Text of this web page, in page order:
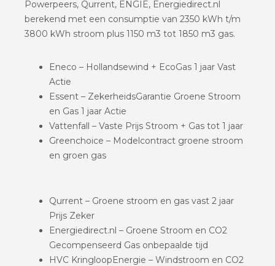
Powerpeers, Qurrent, ENGIE, Energiedirect.nl
berekend met een consumptie van 2350 kWh t/m
3800 kWh stroom plus 1150 m3 tot 1850 m3 gas.
Eneco – Hollandsewind + EcoGas 1 jaar Vast
Actie
Essent – ZekerheidsGarantie Groene Stroom
en Gas 1 jaar Actie
Vattenfall – Vaste Prijs Stroom + Gas tot 1 jaar
Greenchoice – Modelcontract groene stroom
en groen gas
Qurrent – Groene stroom en gas vast 2 jaar
Prijs Zeker
Energiedirect.nl – Groene Stroom en CO2
Gecompenseerd Gas onbepaalde tijd
HVC KringloopEnergie – Windstroom en CO2